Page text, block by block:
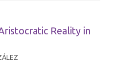
Reality in